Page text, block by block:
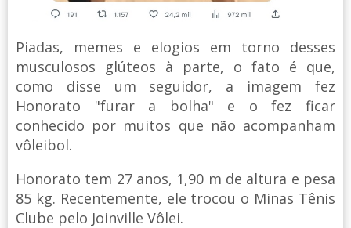
Piadas, memes e elogios em torno desses
musculosos glúteos à parte, o fato é que,
como disse um seguidor, a imagem fez
Honorato "furar a bolha" e o fez ficar
conhecido por muitos que não acompanham
vôleibol.
Honorato tem 27 anos, 1,90 m de altura e pesa
85 kg. Recentemente, ele trocou o Minas Tênis
Clube pelo Joinville Vôlei.